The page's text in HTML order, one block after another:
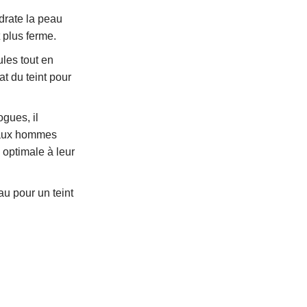
la peau
ferme.
tout en
du teint pour
il
hommes
à leur
pour un teint
Repulpant et hydratant ADVANCED CLINICALS 52ml